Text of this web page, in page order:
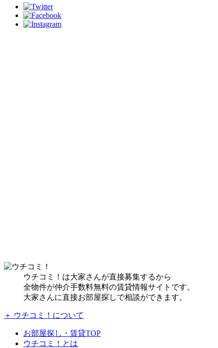
ウチコミ！は大家さんが直接募集するから
全物件が仲介手数料無料の賃貸情報サイトです。
大家さんに直接お部屋探しで相談ができます。
＋ ウチコミ！について
お部屋探し・賃貸TOP
ウチコミ！とは